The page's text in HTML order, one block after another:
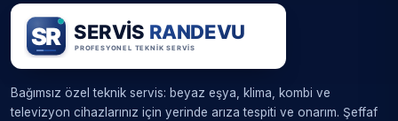
Bağımsız özel teknik servis: beyaz eşya, klima, kombi ve
televizyon cihazlarınız için yerinde arıza tespiti ve onarım. Şeffaf